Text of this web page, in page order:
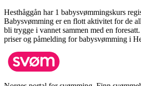
Hesthåggån har 1 babysvømmingskurs
Babysvømming er en flott aktivitet for de
bli trygge i vannet sammen med en foresatt.
priser og påmelding for babysvømming i